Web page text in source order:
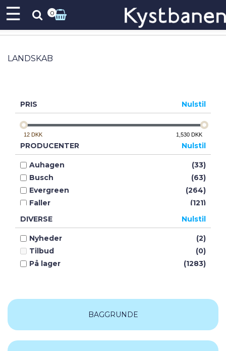
☰ 0
LANDSKAB
PRIS Nulstil
12 DKK 1,530 DKK
PRODUCENTER Nulstil
Auhagen
(33)
Busch
(63)
Evergreen
(264)
Faller
(121)
Fleischmann
(1)
Heki
(159)
HobbyTrade
(1)
Humbrol
(4)
Kibri
(1)
DIVERSE Nulstil
Nyheder
(2)
Tilbud
(0)
På lager
(1283)
BAGGRUNDE